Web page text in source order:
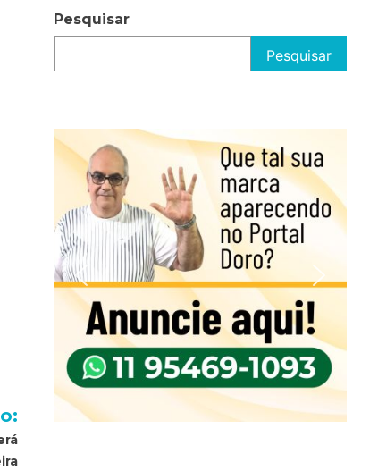
Pesquisar
Pesquisar